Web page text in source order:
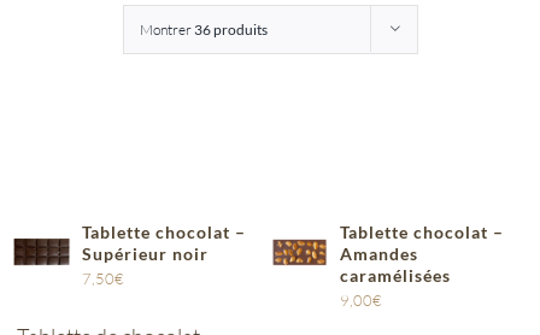
Montrer 36 produits
Tablette chocolat –
Supérieur noir
7,50€
Tablette chocolat –
Amandes
caramélisées
9,00€